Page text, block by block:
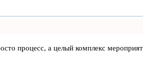
процесс, а целый комплекс